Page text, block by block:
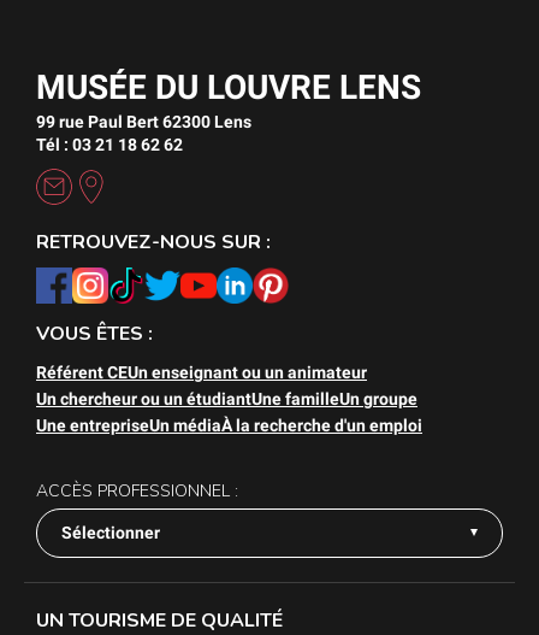
MUSÉE DU LOUVRE LENS
99 rue Paul Bert 62300 Lens
Tél : 03 21 18 62 62
RETROUVEZ-NOUS SUR :
VOUS ÊTES :
Référent CEUn enseignant ou un animateur
Un chercheur ou un étudiantUne familleUn groupe
Une entrepriseUn médiaÀ la recherche d'un emploi
ACCÈS PROFESSIONNEL :
Sélectionner
UN TOURISME DE QUALITÉ